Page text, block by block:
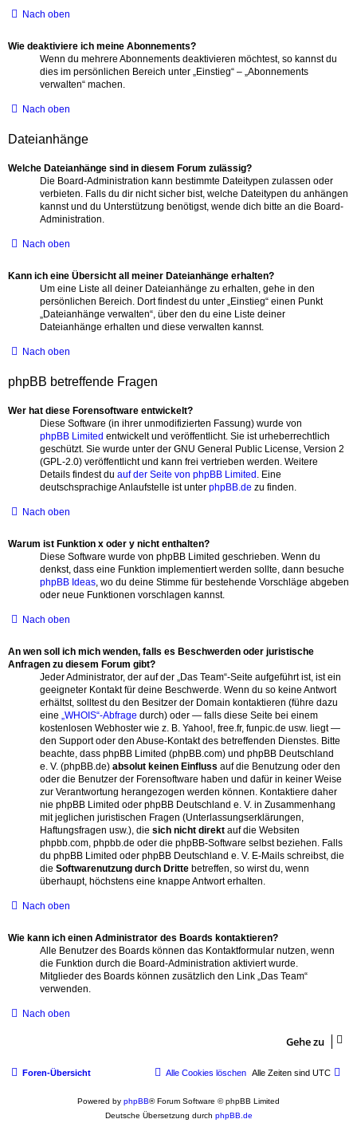
Nach oben
Wie deaktiviere ich meine Abonnements?
Wenn du mehrere Abonnements deaktivieren möchtest, so kannst du
dies im persönlichen Bereich unter „Einstieg“ – „Abonnements
verwalten“ machen.
Nach oben
Dateianhänge
Welche Dateianhänge sind in diesem Forum zulässig?
Die Board-Administration kann bestimmte Dateitypen zulassen oder
verbieten. Falls du dir nicht sicher bist, welche Dateitypen du anhängen
kannst und du Unterstützung benötigst, wende dich bitte an die Board-
Administration.
Nach oben
Kann ich eine Übersicht all meiner Dateianhänge erhalten?
Um eine Liste all deiner Dateianhänge zu erhalten, gehe in den
persönlichen Bereich. Dort findest du unter „Einstieg“ einen Punkt
„Dateianhänge verwalten“, über den du eine Liste deiner
Dateianhänge erhalten und diese verwalten kannst.
Nach oben
phpBB betreffende Fragen
Wer hat diese Forensoftware entwickelt?
Diese Software (in ihrer unmodifizierten Fassung) wurde von
phpBB Limited entwickelt und veröffentlicht. Sie ist urheberrechtlich
geschützt. Sie wurde unter der GNU General Public License, Version 2
(GPL-2.0) veröffentlicht und kann frei vertrieben werden. Weitere
Details findest du auf der Seite von phpBB Limited . Eine
deutschsprachige Anlaufstelle ist unter phpBB.de zu finden.
Nach oben
Warum ist Funktion x oder y nicht enthalten?
Diese Software wurde von phpBB Limited geschrieben. Wenn du
denkst, dass eine Funktion implementiert werden sollte, dann besuche
phpBB Ideas, wo du deine Stimme für bestehende Vorschläge abgeben
oder neue Funktionen vorschlagen kannst.
Nach oben
An wen soll ich mich wenden, falls es Beschwerden oder juristische
Anfragen zu diesem Forum gibt?
Jeder Administrator, der auf der „Das Team“-Seite aufgeführt ist, ist ein
geeigneter Kontakt für deine Beschwerde. Wenn du so keine Antwort
erhältst, solltest du den Besitzer der Domain kontaktieren (führe dazu
eine „WHOIS“-Abfrage durch) oder — falls diese Seite bei einem
kostenlosen Webhoster wie z. B. Yahoo!, free.fr, funpic.de usw. liegt —
den Support oder den Abuse-Kontakt des betreffenden Dienstes. Bitte
beachte, dass phpBB Limited (phpBB.com) und phpBB Deutschland
e. V. (phpBB.de) absolut keinen Einfluss auf die Benutzung oder den
oder die Benutzer der Forensoftware haben und dafür in keiner Weise
zur Verantwortung herangezogen werden können. Kontaktiere daher
nie phpBB Limited oder phpBB Deutschland e. V. in Zusammenhang
mit jeglichen juristischen Fragen (Unterlassungserklärungen,
Haftungsfragen usw.), die sich nicht direkt auf die Websiten
phpbb.com, phpbb.de oder die phpBB-Software selbst beziehen. Falls
du phpBB Limited oder phpBB Deutschland e. V. E-Mails schreibst, die
die Softwarenutzung durch Dritte betreffen, so wirst du, wenn
überhaupt, höchstens eine knappe Antwort erhalten.
Nach oben
Wie kann ich einen Administrator des Boards kontaktieren?
Alle Benutzer des Boards können das Kontaktformular nutzen, wenn
die Funktion durch die Board-Administration aktiviert wurde.
Mitglieder des Boards können zusätzlich den Link „Das Team“
verwenden.
Nach oben
Gehe zu
Foren-Übersicht Alle Zeiten sind UTC
Alle Cookies löschen
Powered by phpBB® Forum Software © phpBB Limited
Deutsche Übersetzung durch phpBB.de